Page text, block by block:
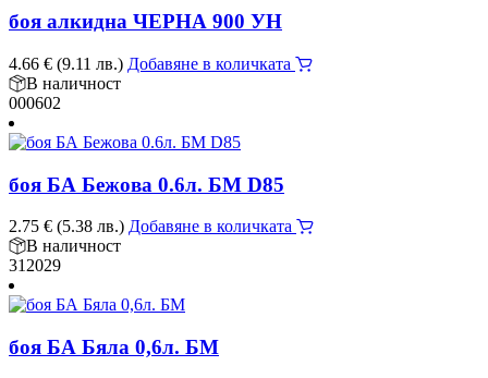
боя алкидна ЧЕРНА 900 УН
4.66 € (9.11 лв.) Добавяне в количката
В наличност
000602
боя БА Бежова 0.6л. БМ D85
2.75 € (5.38 лв.) Добавяне в количката
В наличност
312029
боя БА Бяла 0,6л. БМ